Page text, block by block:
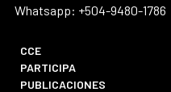
Whatsapp: +504-9480-1786
CCE
PARTICIPA
PUBLICACIONES